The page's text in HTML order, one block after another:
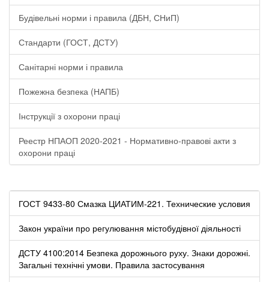
Будівельні норми і правила (ДБН, СНиП)
Стандарти (ГОСТ, ДСТУ)
Санітарні норми і правила
Пожежна безпека (НАПБ)
Інструкції з охорони праці
Реестр НПАОП 2020-2021 - Нормативно-правові акти з
охорони праці
ГОСТ 9433-80 Смазка ЦИАТИМ-221. Технические условия
Закон україни про регулювання містобудівної діяльності
ДСТУ 4100:2014 Безпека дорожнього руху. Знаки дорожні.
Загальні технічні умови. Правила застосування